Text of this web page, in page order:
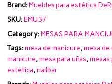
Brand:Muebles para estética
SKU:EMU37
Category:MESAS PARA
Tags:mesa de manicure,mesa de
manicure,mesa para uñas,mesas
estetica,nailbar